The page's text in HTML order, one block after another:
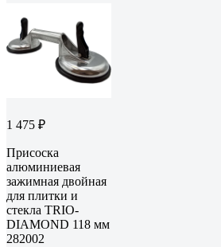
1 475 ₽
Присоска
алюминиевая
зажимная двойная
для плитки и
стекла TRIO-
DIAMOND 118 мм
282002